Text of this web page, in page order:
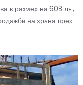
в размер на 608 лв.,
на храна през